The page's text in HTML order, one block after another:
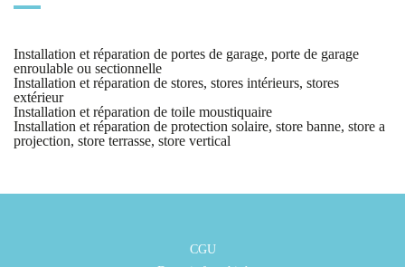
Installation et réparation de portes de garage, porte de garage
enroulable ou sectionnelle
Installation et réparation de stores, stores intérieurs, stores
extérieur
Installation et réparation de toile moustiquaire
Installation et réparation de protection solaire, store banne, store a
projection, store terrasse, store vertical
CGU